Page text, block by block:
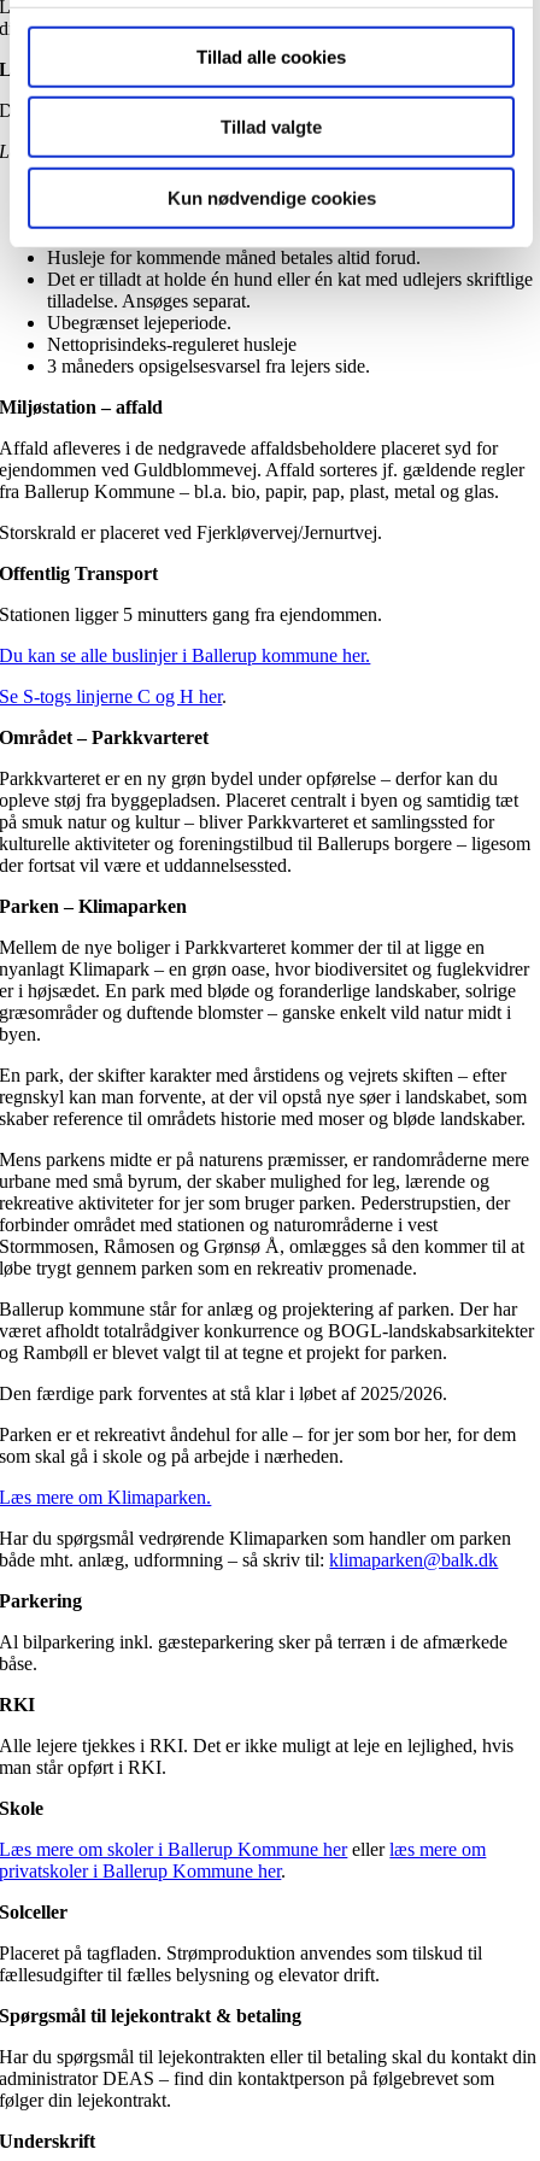
Tillad alle cookies
Tillad valgte
Kun nødvendige cookies
Lejlighederne er forberedt til tv og internet. Lejer skal oprette sig
direkte hos udbyder.
Lejekontrakt
Der kan maksimalt stå to navne på lejekontrakten.
Lejevilkår:
Ved underskrift af lejekontrakt indbetales første måneds husleje
inkl. aconto vand og varme + 3 måneders depositum og 1
måneds forudbetalt husleje ekskl. aconto vand og varme.
Husleje for kommende måned betales altid forud.
Det er tilladt at holde én hund eller én kat med udlejers skriftlige
tilladelse. Ansøges separat.
Ubegrænset lejeperiode.
Nettoprisindeks-reguleret husleje
3 måneders opsigelsesvarsel fra lejers side.
Miljøstation – affald
Affald afleveres i de nedgravede affaldsbeholdere placeret syd for
ejendommen ved Guldblommevej. Affald sorteres jf. gældende regler
fra Ballerup Kommune – bl.a. bio, papir, pap, plast, metal og glas.
Storskrald er placeret ved Fjerkløvervej/Jernurtvej.
Offentlig Transport
Stationen ligger 5 minutters gang fra ejendommen.
Du kan se alle buslinjer i Ballerup kommune her.
Se S-togs linjerne C og H her.
Området – Parkkvarteret
Parkkvarteret er en ny grøn bydel under opførelse – derfor kan du
opleve støj fra byggepladsen. Placeret centralt i byen og samtidig tæt
på smuk natur og kultur – bliver Parkkvarteret et samlingssted for
kulturelle aktiviteter og foreningstilbud til Ballerups borgere – ligesom
der fortsat vil være et uddannelsessted.
Parken – Klimaparken
Mellem de nye boliger i Parkkvarteret kommer der til at ligge en
nyanlagt Klimapark – en grøn oase, hvor biodiversitet og fuglekvidrer
er i højsædet. En park med bløde og foranderlige landskaber, solrige
græsområder og duftende blomster – ganske enkelt vild natur midt i
byen.
En park, der skifter karakter med årstidens og vejrets skiften – efter
regnskyl kan man forvente, at der vil opstå nye søer i landskabet, som
skaber reference til områdets historie med moser og bløde landskaber.
Mens parkens midte er på naturens præmisser, er randområderne mere
urbane med små byrum, der skaber mulighed for leg, lærende og
rekreative aktiviteter for jer som bruger parken. Pederstrupstien, der
forbinder området med stationen og naturområderne i vest
Stormmosen, Råmosen og Grønsø Å, omlægges så den kommer til at
løbe trygt gennem parken som en rekreativ promenade.
Ballerup kommune står for anlæg og projektering af parken. Der har
været afholdt totalrådgiver konkurrence og BOGL-landskabsarkitekter
og Rambøll er blevet valgt til at tegne et projekt for parken.
Den færdige park forventes at stå klar i løbet af 2025/2026.
Parken er et rekreativt åndehul for alle – for jer som bor her, for dem
som skal gå i skole og på arbejde i nærheden.
Læs mere om Klimaparken.
Har du spørgsmål vedrørende Klimaparken som handler om parken
både mht. anlæg, udformning – så skriv til:klimaparken@balk.dk
Parkering
Al bilparkering inkl. gæsteparkering sker på terræn i de afmærkede
båse.
RKI
Alle lejere tjekkes i RKI. Det er ikke muligt at leje en lejlighed, hvis
man står opført i RKI.
Skole
Læs mere om skoler i Ballerup Kommune herellerlæs mere om
privatskoler i Ballerup Kommune her.
Solceller
Placeret på tagfladen. Strømproduktion anvendes som tilskud til
fællesudgifter til fælles belysning og elevator drift.
Spørgsmål til lejekontrakt & betaling
Har du spørgsmål til lejekontrakten eller til betaling skal du kontakt din
administrator DEAS – find din kontaktperson på følgebrevet som
følger din lejekontrakt.
Underskrift